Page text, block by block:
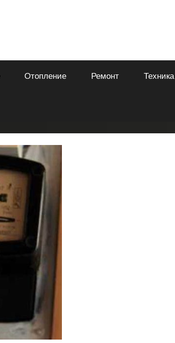
Отопление Ремонт Техника